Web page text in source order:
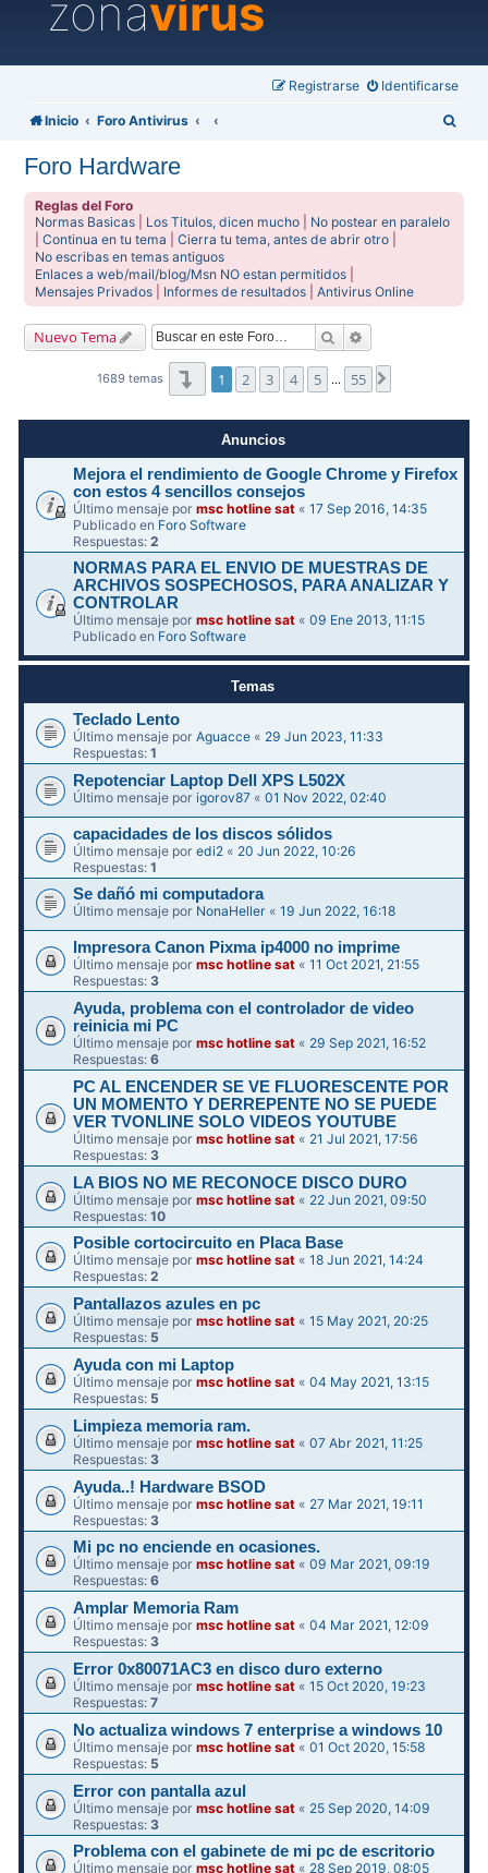
zonavirus
Identificarse
Registrarse
Inicio Foro Antivirus
Foro Hardware
Reglas del Foro
Normas Basicas
Los Titulos, dicen mucho
No postear en paralelo
|Continua en tu tema |Cierra tu tema, antes de abrir otro
No escribas en temas antiguos
Enlaces a web/mail/blog/Msn NO estan permitidos
Mensajes Privados
Informes de resultados |Antivirus Online
Nuevo Tema Buscar
1689 temas Página1de55
1 2 3 4 5 … 55
Anuncios
Mejora el rendimiento de Google Chrome y Firefox
con estos 4 sencillos consejos
Último mensaje pormsc hotline sat «17 Sep 2016, 14:35
Publicado en Foro Software
Respuestas:2
NORMAS PARA EL ENVIO DE MUESTRAS DE
ARCHIVOS SOSPECHOSOS, PARA ANALIZAR Y
CONTROLAR
Último mensaje pormsc hotline sat «09 Ene 2013, 11:15
Publicado en Foro Software
Temas
Teclado Lento
Último mensaje porAguacce « 29 Jun 2023, 11:33
Respuestas:1
Repotenciar Laptop Dell XPS L502X
Último mensaje porigorov87 «01 Nov 2022, 02:40
capacidades de los discos sólidos
Último mensaje poredi2 « 20 Jun 2022, 10:26
Respuestas:1
Se dañó mi computadora
Último mensaje por NonaHeller «19 Jun 2022, 16:18
Impresora Canon Pixma ip4000 no imprime
Último mensaje pormsc hotline sat «11 Oct 2021, 21:55
Respuestas:3
Ayuda, problema con el controlador de video
reinicia mi PC
Último mensaje pormsc hotline sat « 29 Sep 2021, 16:52
Respuestas:6
PC AL ENCENDER SE VE FLUORESCENTE POR
UN MOMENTO Y DERREPENTE NO SE PUEDE
VER TVONLINE SOLO VIDEOS YOUTUBE
Último mensaje pormsc hotline sat « 21 Jul 2021, 17:56
Respuestas:3
LA BIOS NO ME RECONOCE DISCO DURO
Último mensaje pormsc hotline sat « 22 Jun 2021, 09:50
Respuestas:10
Posible cortocircuito en Placa Base
Último mensaje pormsc hotline sat «18 Jun 2021, 14:24
Respuestas:2
Pantallazos azules en pc
Último mensaje pormsc hotline sat «15 May 2021, 20:25
Respuestas: 5
Ayuda con mi Laptop
Último mensaje pormsc hotline sat «04 May 2021, 13:15
Respuestas: 5
Limpieza memoria ram.
Último mensaje pormsc hotline sat «07 Abr 2021, 11:25
Respuestas: 3
Ayuda..! Hardware BSOD
Último mensaje pormsc hotline sat « 27 Mar 2021, 19:11
Respuestas:3
Mi pc no enciende en ocasiones.
Último mensaje pormsc hotline sat «09 Mar 2021, 09:19
Respuestas:6
Amplar Memoria Ram
Último mensaje pormsc hotline sat «04 Mar 2021, 12:09
Respuestas:3
Error 0x80071AC3 en disco duro externo
Último mensaje pormsc hotline sat «15 Oct 2020, 19:23
Respuestas:7
No actualiza windows 7 enterprise a windows 10
Último mensaje pormsc hotline sat «01 Oct 2020, 15:58
Respuestas: 5
Error con pantalla azul
Último mensaje pormsc hotline sat « 25 Sep 2020, 14:09
Respuestas: 3
Problema con el gabinete de mi pc de escritorio
Último mensaje pormsc hotline sat « 28 Sep 2019, 08:05